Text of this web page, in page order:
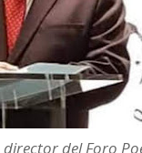
director del Foro